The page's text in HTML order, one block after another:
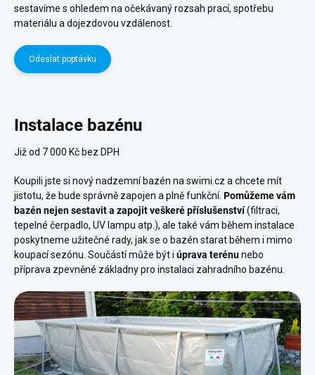
sestavíme s ohledem na očekávaný rozsah prací, spotřebu
materiálu a dojezdovou vzdálenost.
Odeslat poptávku
Instalace bazénu
Již od 7 000 Kč bez DPH
Koupili jste si nový nadzemní bazén na swimi.cz a chcete mít
jistotu, že bude správně zapojen a plně funkční. Pomůžeme vám
bazén nejen sestavit a zapojit veškeré příslušenství(filtraci,
tepelné čerpadlo, UV lampu atp.), ale také vám během instalace
poskytneme užitečné rady, jak se o bazén starat během i mimo
koupací sezónu. Součástí může být i úprava terénunebo
příprava zpevněné základny pro instalaci zahradního bazénu.